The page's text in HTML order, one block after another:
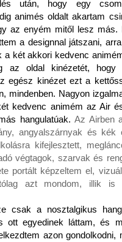
után, hogy egy
animés oldalt akartam
az enyém mitől lesz más.
a designnal játszani,
a két akkori kedvenc
az oldal kinézetét,
egész kinézet ezt a
mindenben. Nagyon
kedvenc animém az Air
hangulatúak. Az Airben
angyalszárnyak és kék
kifejlesztett,
végtagok, szarvak és
portált képzeltem el,
azt mondom, illik is
csak a nosztalgikus
ott egyedinek láttam, és
azon gondolkodni,